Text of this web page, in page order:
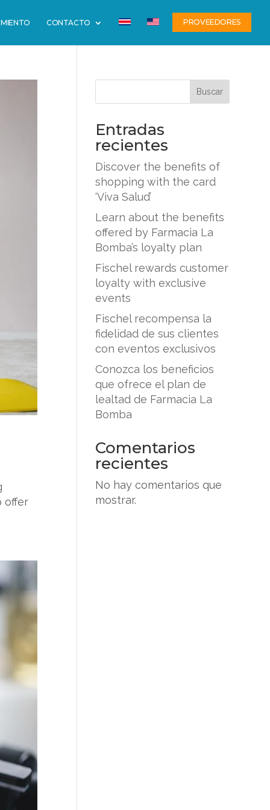
CONTACTO PROVEEDORES
offer
Buscar
Entradas
recientes
Discover the benefits of
shopping with the card
‘Viva Salud’
Learn about the benefits
offered by Farmacia La
Bomba’s loyalty plan
Fischel rewards customer
loyalty with exclusive
events
Fischel recompensa la
fidelidad de sus clientes
con eventos exclusivos
Conozca los beneficios
que ofrece el plan de
lealtad de Farmacia La
Bomba
Comentarios
recientes
No hay comentarios que
mostrar.